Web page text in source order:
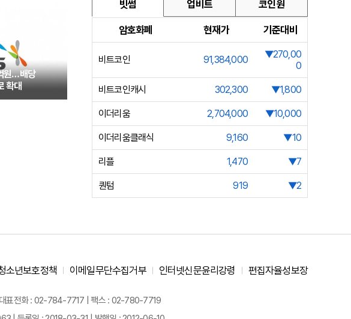
원…배당
확대
빗썸 업비트 코인원
암호화폐 현재가 기준대비
비트코인 91,384,000
▼270,00
0
비트코인캐시 302,300 ▼1,800
이더리움 2,704,000 ▼10,000
이더리움클래식 9,160 ▼10
리플 1,470 ▼7
퀀텀 919 ▼2
소년보호정책 이메일무단수집거부 인터넷신문윤리강령 편집자율성보장
대표전화 : 02-784-7717 | 팩스 : 02-780-7719